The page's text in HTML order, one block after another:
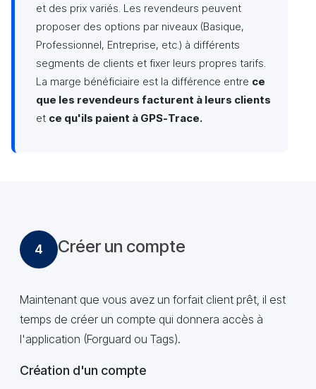
et des prix variés. Les revendeurs peuvent
proposer des options par niveaux (Basique,
Professionnel, Entreprise, etc.) à différents
segments de clients et fixer leurs propres tarifs.
La marge bénéficiaire est la différence entre ce
que les revendeurs facturent à leurs clients
et ce qu'ils paient à GPS-Trace.
4 Créer un compte
Maintenant que vous avez un forfait client prêt, il est
temps de créer un compte qui donnera accès à
l'application (Forguard ou Tags).
Création d'un compte